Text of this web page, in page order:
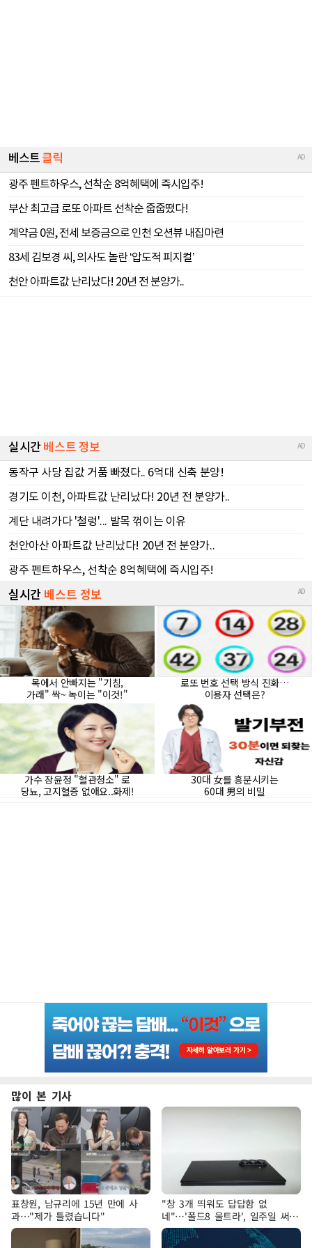
많이 본 기사
표창원, 남규리에 15년 만에 사
과…"제가 틀렸습니다"
"창 3개 띄워도 답답함 없
네"…'폴드8 울트라', 일주일 써보
니